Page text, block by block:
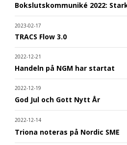
Bokslutskommuniké 2022:
2023-02-17
TRACS Flow 3.0
2022-12-21
Handeln på NGM har startat
2022-12-19
God Jul och Gott Nytt År
2022-12-14
Triona noteras på Nordic SME